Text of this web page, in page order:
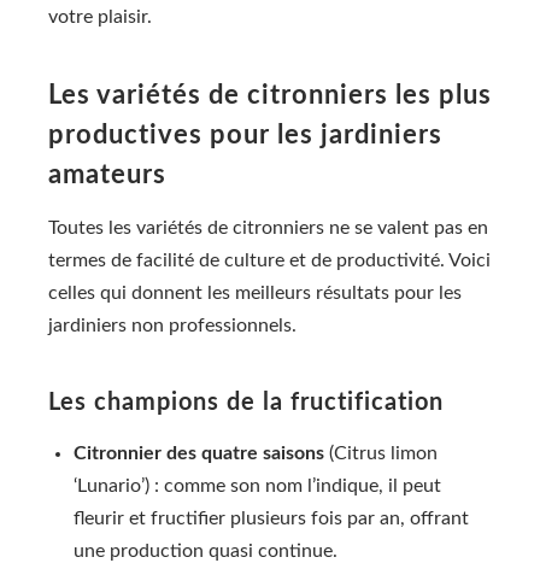
votre plaisir.
Les variétés de citronniers les plus
productives pour les jardiniers
amateurs
Toutes les variétés de citronniers ne se valent pas en
termes de facilité de culture et de productivité. Voici
celles qui donnent les meilleurs résultats pour les
jardiniers non professionnels.
Les champions de la fructification
Citronnier des quatre saisons (Citrus limon
‘Lunario’) : comme son nom l’indique, il peut
fleurir et fructifier plusieurs fois par an, offrant
une production quasi continue.